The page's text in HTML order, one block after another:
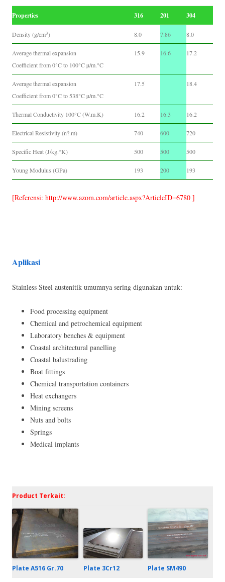
Properties 316 201 304
Density (g/cm3) 8.0 7.86 8.0
Average thermal expansion
Coefficient from 0°C to 100°C µ/m.°C
15.9 16.6 17.2
Average thermal expansion
Coefficient from 0°C to 538°C µ/m.°C
17.5 18.4
Thermal Conductivity 100°C (W.m.K) 16.2 16.3 16.2
Electrical Resistivity (n?.m) 740 600 720
Specific Heat (J/kg.°K) 500 500 500
Young Modulus (GPa) 193 200 193
[Referensi: http://www.azom.com/article.aspx?ArticleID=6780 ]
Aplikasi
Stainless Steel austenitik umumnya sering digunakan untuk:
Food processing equipment
Chemical and petrochemical equipment
Laboratory benches & equipment
Coastal architectural panelling
Coastal balustrading
Boat fittings
Chemical transportation containers
Heat exchangers
Mining screens
Nuts and bolts
Springs
Medical implants
Product Terkait:
Plate A516 Gr.70 Plate 3Cr12 Plate SM490